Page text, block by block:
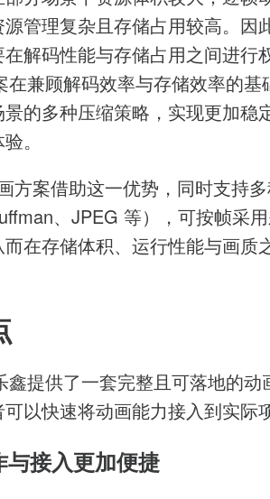
管理复杂且存储占用较高。因
解码性能与存储占用之间进行
在兼顾解码效率与存储效率的基
的多种压缩策略，实现更加稳
。
方案借助这一优势，同时支持
、JPEG 等），可按帧采
在存储体积、运行性能与画质
鑫提供了一套完整且可落地的动
可以快速将动画能力接入到实际
与接入更加便捷